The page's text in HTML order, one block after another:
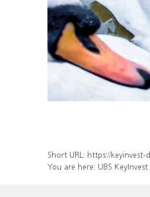
Short URL: https://keyinvest-
You are here: UBS